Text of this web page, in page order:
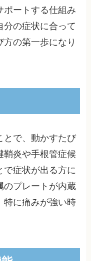
ポートする仕組み
分の症状に合って
の第一歩になり
とで、動かすたび
鞘炎や手根管症候
で症状が出る方に
のプレートが内蔵
特に痛みが強い時